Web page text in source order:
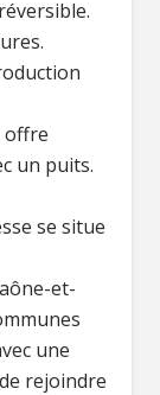
offre
un puits.
se situe
et-
une
rejoindre